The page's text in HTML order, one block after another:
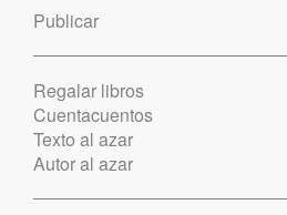
Publicar
Regalar libros
Cuentacuentos
Texto al azar
Autor al azar